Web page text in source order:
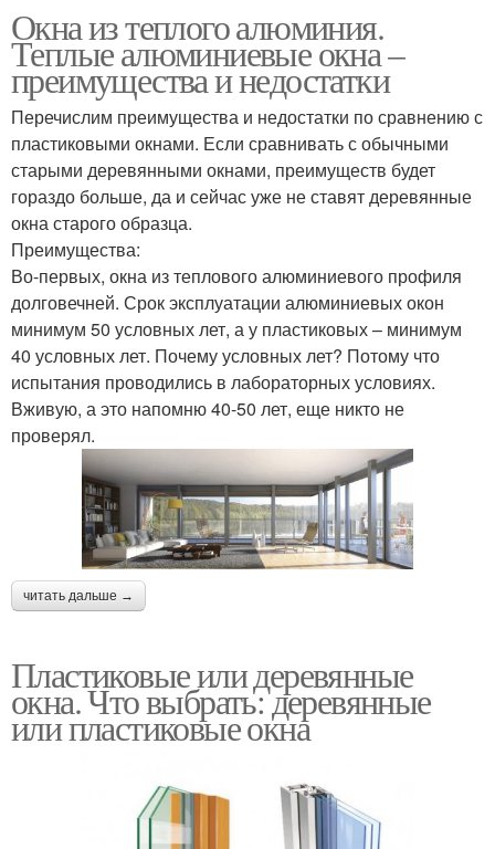
Окна из теплого алюминия.
Теплые алюминиевые окна –
преимущества и недостатки
Перечислим преимущества и недостатки по сравнению с
пластиковыми окнами. Если сравнивать с обычными
старыми деревянными окнами, преимуществ будет
гораздо больше, да и сейчас уже не ставят деревянные
окна старого образца.
Преимущества:
Во-первых, окна из теплового алюминиевого профиля
долговечней. Срок эксплуатации алюминиевых окон
минимум 50 условных лет, а у пластиковых – минимум
40 условных лет. Почему условных лет? Потому что
испытания проводились в лабораторных условиях.
Вживую, а это напомню 40-50 лет, еще никто не
проверял.
читать дальше →
Пластиковые или деревянные
окна. Что выбрать: деревянные
или пластиковые окна